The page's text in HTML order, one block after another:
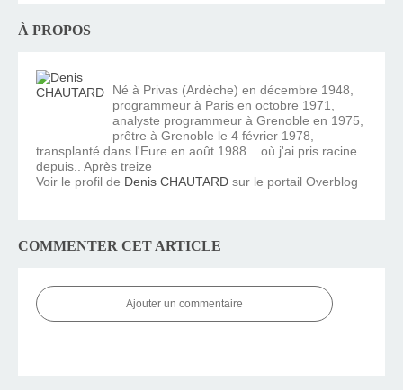
À PROPOS
Né à Privas (Ardèche) en décembre 1948,
programmeur à Paris en octobre 1971,
analyste programmeur à Grenoble en 1975,
prêtre à Grenoble le 4 février 1978,
transplanté dans l'Eure en août 1988... où j'ai pris racine
depuis.. Après treize
Voir le profil de Denis CHAUTARD sur le portail Overblog
COMMENTER CET ARTICLE
Ajouter un commentaire